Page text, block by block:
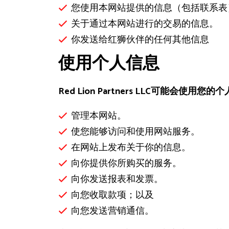
您使用本网站提供的信息（包括联系表
关于通过本网站进行的交易的信息。
你发送给红狮伙伴的任何其他信息
使用个人信息
Red Lion Partners LLC可能会使用您的个
管理本网站。
使您能够访问和使用网站服务。
在网站上发布关于你的信息。
向你提供你所购买的服务。
向你发送报表和发票。
向您收取款项；以及
向您发送营销通信。